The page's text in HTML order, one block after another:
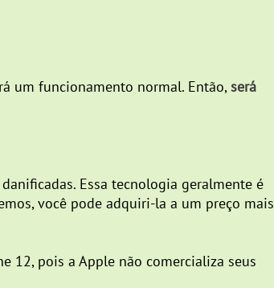
um funcionamento normal. Então,será
Essa tecnologia geralmente é
você pode adquiri-la a um preço mais
12, pois a Apple não comercializa seus